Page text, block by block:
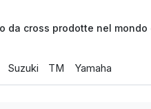
da cross prodotte nel
Suzuki TM Yamaha